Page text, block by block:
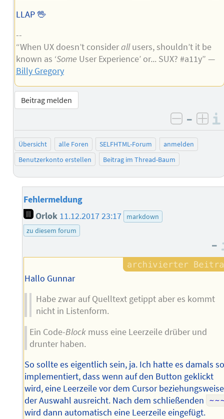
LLAP 🖖
--
“When UX doesn’t considerallusers, shouldn’t it be
known as ‘Some User Experience’ or... SUX? #a11y” —
Billy Gregory
Beitrag melden
negativ
–
Übersicht alle Foren SELFHTML-Forum
anmelden
Benutzerkonto erstellen
Beitrag im Thread-Baum
Fehlermeldung
Orlok 11.12.2017 23:17
markdown
zu diesem forum
–
Hallo Gunnar
Habe zwar auf Quelltext getippt aber es kommt
nicht in Listenform.
Ein Code-Block muss eine Leerzeile drüber und
drunter haben.
So sollte es eigentlich sein, ja. Ich hatte es damals
implementiert, dass wenn auf den Button geklickt
wird, eine Leerzeile vor dem Cursor beziehungsweise
der Auswahl ausreicht. Nach dem schließenden
wird dann automatisch eine Leerzeile eingefügt.